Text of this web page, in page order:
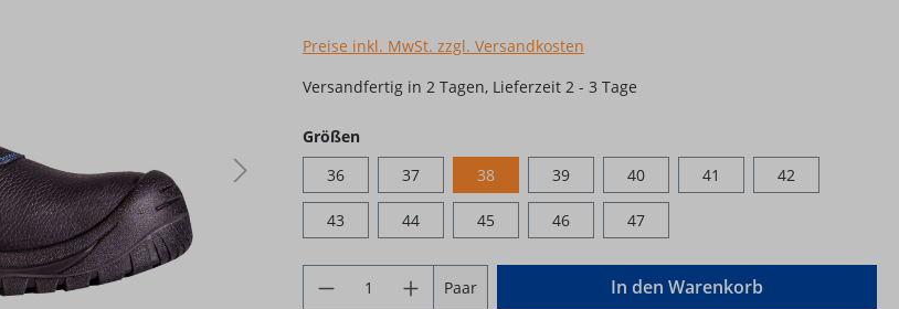
Preise inkl. MwSt. zzgl. Versandkosten
Versandfertig in 2 Tagen, Lieferzeit 2 - 3 Tage
Größenauswählen
36
37 38 39 40 41 42
43 44 45 46 47
Produkt Anzahl: Gib den gewünschten Wert
Paar In den Warenkorb